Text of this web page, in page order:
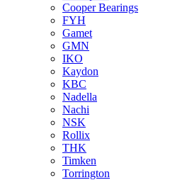
Cooper Bearings
FYH
Gamet
GMN
IKO
Kaydon
KBC
Nadella
Nachi
NSK
Rollix
THK
Timken
Torrington